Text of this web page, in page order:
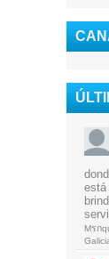
está
Mรก